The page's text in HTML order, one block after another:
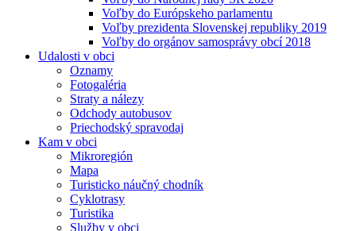
Voľby do Európskeho parlamentu
Voľby prezidenta Slovenskej republiky 2019
Voľby do orgánov samosprávy obcí 2018
Udalosti v obci
Oznamy
Fotogaléria
Straty a nálezy
Odchody autobusov
Priechodský spravodaj
Kam v obci
Mikroregión
Mapa
Turisticko náučný chodník
Cyklotrasy
Turistika
Služby v obci